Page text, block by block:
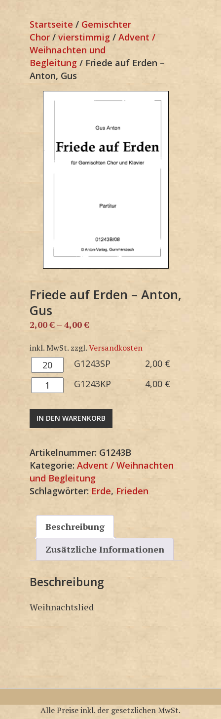
Startseite / Gemischter
Chor / vierstimmig / Advent /
Weihnachten und
Begleitung / Friede auf Erden –
Anton, Gus
Friede auf Erden – Anton,
Gus
2,00€ – 4,00€
inkl. MwSt. zzgl.Versandkosten
G1243SP
Menge
G1243SP 2,00 €
G1243KP
Menge
G1243KP 4,00 €
IN DEN WARENKORB
Artikelnummer: G1243B
Kategorie: Advent / Weihnachten
und Begleitung
Schlagwörter: Erde, Frieden
Beschreibung
Zusätzliche Informationen
Beschreibung
Weihnachtslied
Alle Preise inkl. der gesetzlichen MwSt.